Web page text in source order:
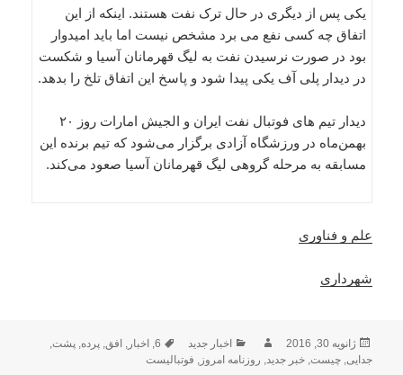
یکی پس از دیگری در حال ترک نفت هستند. اینکه از این
اتفاق چه کسی نفع می برد مشخص نیست اما باید امیدوار
بود در صورت نرسیدن نفت به لیگ قهرمانان آسیا و شکست
در دیدار پلی آف یکی پیدا شود و پاسخ این اتفاق تلخ را بدهد.
دیدار تیم های فوتبال نفت ایران و الجیش امارات روز ۲۰
بهمن‌ماه در ورزشگاه آزادی برگزار می‌شود که تیم برنده این
مسابقه به مرحله گروهی لیگ قهرمانان آسیا صعود می‌کند.
علم و فناوری
شهرداری
ارسال
شده
ژانویه 30, 2016 نویسندهدسته‌ها
اخبار جدید برچسب‌ها
6
, اخبار, افق,پرده,پشت,
جدایی,چیست,خبر جدید, روزنامه امروز, فوتبالیست